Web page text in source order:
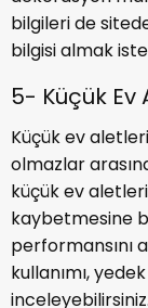
bilgileri de
bilgisi almak
5- Küçük Ev
Küçük ev
olmazlar
küçük ev
kaybetmesine
performansını
kullanımı,
inceleyebilirsiniz.